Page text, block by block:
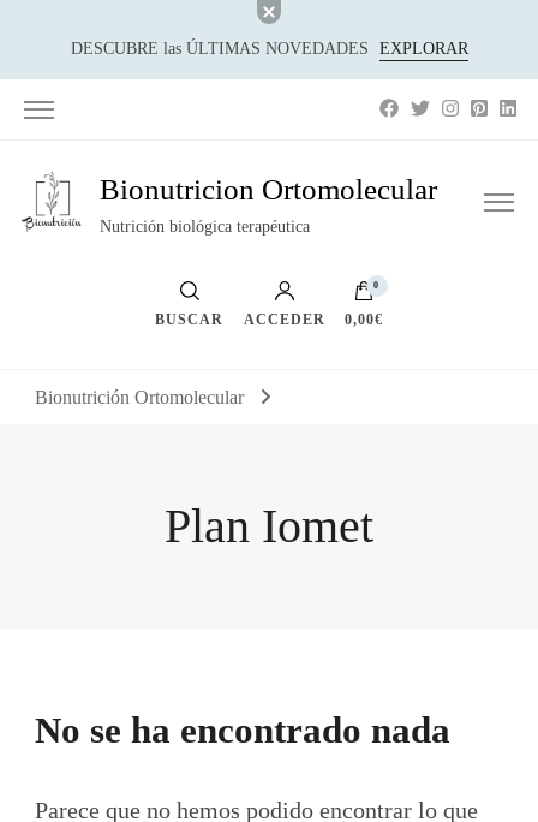
DESCUBRE las ÚLTIMAS NOVEDADES EXPLORAR
Bionutricion Ortomolecular
Nutrición biológica terapéutica
BUSCAR ACCEDER
0
0,00€
Bionutrición Ortomolecular
Plan Iomet
No se ha encontrado nada
Parece que no hemos podido encontrar lo que